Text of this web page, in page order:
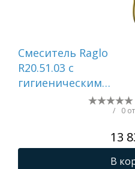
Смеситель Raglo
R20.51.03 с
гигиеническим
душем настенный ,
/ 0
13
В